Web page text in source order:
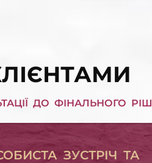
ДО ФІНАЛЬНОГО
ЗУСТРІЧ ТА